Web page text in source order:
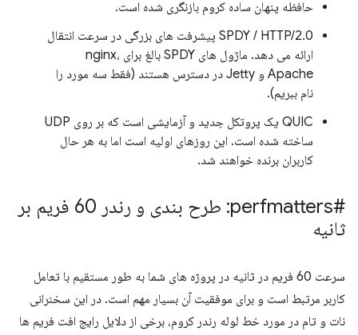
حافظه پنهان ساده کروم بازنگری شده است.
SPDY / HTTP/2.0 پیشرفت های بزرگی در سرعت انتقال
ارائه می دهد. ماژول های SPDY بالغ برای nginx،
Apache و Jetty در دسترس هستند (فقط سه مورد را
نام ببریم).
QUIC یک پروتکل جدید و آزمایشی است که بر روی UDP
ساخته شده است. این روزهای اولیه است اما به هر حال
کاربران برنده خواهند شد.
#perfmatters: طرح بندی و رندر 60 فریم بر
ثانیه
سرعت 60 فریم در ثانیه در پروژه های شما به طور مستقیم با تعامل
کاربر مرتبط است و برای موفقیت آن بسیار مهم است. در این سخنرانی
نات و تام در مورد خط لوله رندر کروم، برخی از دلایل رایج افت فریم ها